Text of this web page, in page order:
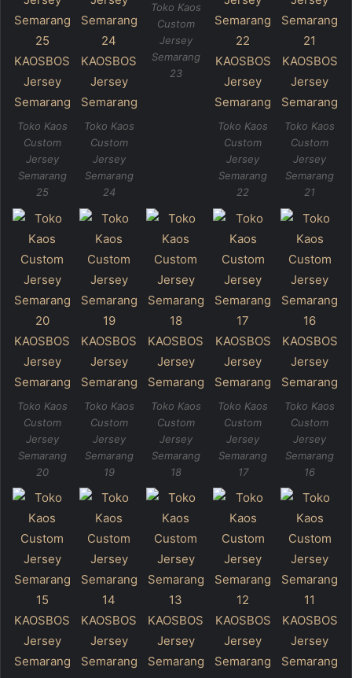
Toko Kaos
Custom
Jersey
Semarang
25
Toko Kaos
Custom
Jersey
Semarang
24
Toko Kaos
Custom
Jersey
Semarang
23
Toko Kaos
Custom
Jersey
Semarang
22
Toko Kaos
Custom
Jersey
Semarang
21
Toko Kaos
Custom
Jersey
Semarang
20
Toko Kaos
Custom
Jersey
Semarang
19
Toko Kaos
Custom
Jersey
Semarang
18
Toko Kaos
Custom
Jersey
Semarang
17
Toko Kaos
Custom
Jersey
Semarang
16